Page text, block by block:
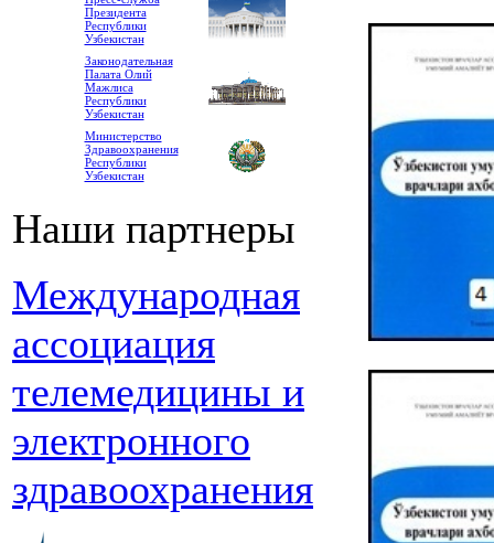
Президента
Республики
Узбекистан
Законодательная
Палата Олий
Мажлиса
Республики
Узбекистан
Министерство
Здравоохранения
Республики
Узбекистан
Наши партнеры
Международная
ассоциация
телемедицины и
электронного
здравоохранения